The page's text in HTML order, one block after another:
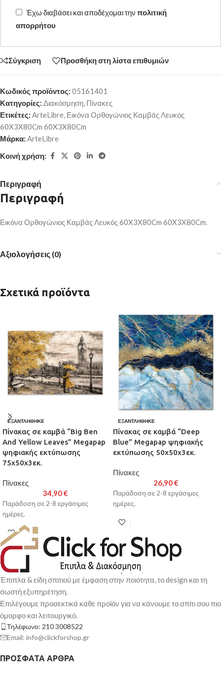
Έχω διαβάσει και αποδέχομαι την πολιτική
απορρήτου
Σύγκριση Προσθήκη στη λίστα επιθυμιών
Κωδικός προϊόντος: 05161401
Κατηγορίες: Διακόσμηση, Πίνακες
Ετικέτες: ArteLibre, Εικόνα Ορθογώνιος Καμβάς Λευκός
60X3X80Cm 60X3X80Cm
Μάρκα: ArteLibre
Κοινή χρήση:
Περιγραφή
Περιγραφή
Εικόνα Ορθογώνιος Καμβάς Λευκός 60X3X80Cm 60X3X80Cm.
Αξιολογήσεις (0)
Σχετικά προϊόντα
ΕΞΑΝΤΛΉΘΗΚΕ
Πίνακας σε καμβά “Big Ben
And Yellow Leaves” Megapap
ψηφιακής εκτύπωσης
75x50x3εκ.
Πίνακες
34,90€
Παράδοση σε 2-8 εργάσιμες
ημέρες.
ΕΞΑΝΤΛΉΘΗΚΕ
Πίνακας σε καμβά “Deep
Blue” Megapap ψηφιακής
εκτύπωσης 50x50x3εκ.
Πίνακες
26,90€
Παράδοση σε 2-8 εργάσιμες
ημέρες.
Έπιπλα & είδη σπιτιού με έμφαση στην ποιότητα, το design και τη
σωστή εξυπηρέτηση.
Επιλέγουμε προσεκτικά κάθε προϊόν για να κάνουμε το σπίτι σου πιο
όμορφο και λειτουργικό.
Τηλέφωνο: 210 3008522
Email: info@clickforshop.gr
ΠΡΌΣΦΑΤΑ ΆΡΘΡΑ